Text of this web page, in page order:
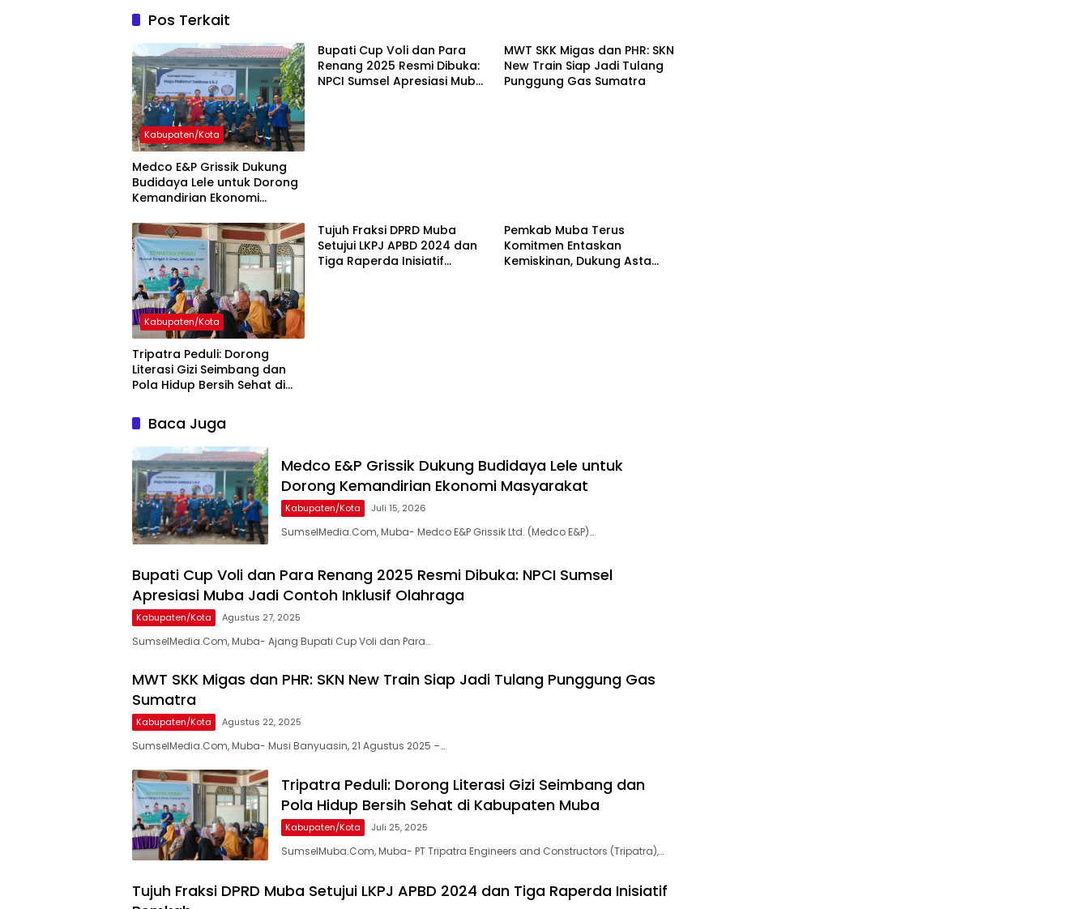
Pos Terkait
Kabupaten/Kota
Medco E&P Grissik Dukung
Budidaya Lele untuk Dorong
Kemandirian Ekonomi
Bupati Cup Voli dan Para
Renang 2025 Resmi Dibuka:
NPCI Sumsel Apresiasi Muba
MWT SKK Migas dan PHR: SKN
New Train Siap Jadi Tulang
Punggung Gas Sumatra
Kabupaten/Kota
Tripatra Peduli: Dorong
Literasi Gizi Seimbang dan
Pola Hidup Bersih Sehat di
Tujuh Fraksi DPRD Muba
Setujui LKPJ APBD 2024 dan
Tiga Raperda Inisiatif
Pemkab Muba Terus
Komitmen Entaskan
Kemiskinan, Dukung Asta
Baca Juga
Medco E&P Grissik Dukung Budidaya Lele untuk
Dorong Kemandirian Ekonomi Masyarakat
Kabupaten/Kota Juli 15, 2026
SumselMedia.Com, Muba- Medco E&P Grissik Ltd. (Medco E&P)…
Bupati Cup Voli dan Para Renang 2025 Resmi Dibuka: NPCI Sumsel
Apresiasi Muba Jadi Contoh Inklusif Olahraga
Kabupaten/Kota Agustus 27, 2025
SumselMedia.Com, Muba- Ajang Bupati Cup Voli dan Para…
MWT SKK Migas dan PHR: SKN New Train Siap Jadi Tulang Punggung Gas
Sumatra
Kabupaten/Kota Agustus 22, 2025
SumselMedia.Com, Muba- Musi Banyuasin, 21 Agustus 2025 –…
Tripatra Peduli: Dorong Literasi Gizi Seimbang dan
Pola Hidup Bersih Sehat di Kabupaten Muba
Kabupaten/Kota Juli 25, 2025
SumselMuba.Com, Muba- PT Tripatra Engineers and Constructors (Tripatra),…
Tujuh Fraksi DPRD Muba Setujui LKPJ APBD 2024 dan Tiga Raperda Inisiatif